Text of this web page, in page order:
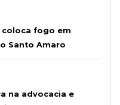
coloca fogo em
Santo Amaro
na advocacia e